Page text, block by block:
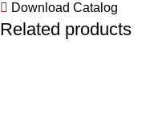
Download Catalog
Related products